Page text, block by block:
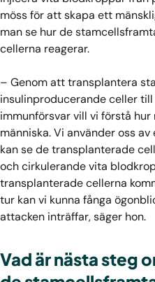
möss för att skapa ett
man se hur de
cellerna reagerar.
– Genom att transplantera
insulinproducerande celler
immunförsvar vill vi förstå
människa. Vi använder oss
kan se de transplanterade
och cirkulerande vita
transplanterade cellerna
tur kan vi kunna fånga
attacken inträffar, säger hon.
Vad är nästa steg